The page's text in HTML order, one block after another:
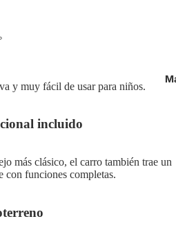
y muy fácil de usar para niños.
incluido
más clásico, el carro también trae un
con funciones completas.